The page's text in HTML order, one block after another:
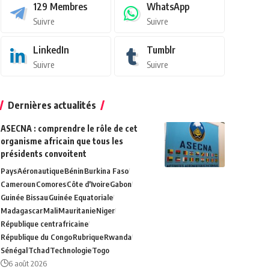
129 Membres
Suivre
WhatsApp
Suivre
LinkedIn
Suivre
Tumblr
Suivre
Dernières actualités
ASECNA : comprendre le rôle de cet
organisme africain que tous les
présidents convoitent
PaysAéronautiqueBéninBurkina Faso
CamerounComoresCôte d'IvoireGabon
Guinée BissauGuinée Equatoriale
MadagascarMaliMauritanieNiger
République centrafricaine
République du CongoRubriqueRwanda
SénégalTchadTechnologieTogo
6 août 2026